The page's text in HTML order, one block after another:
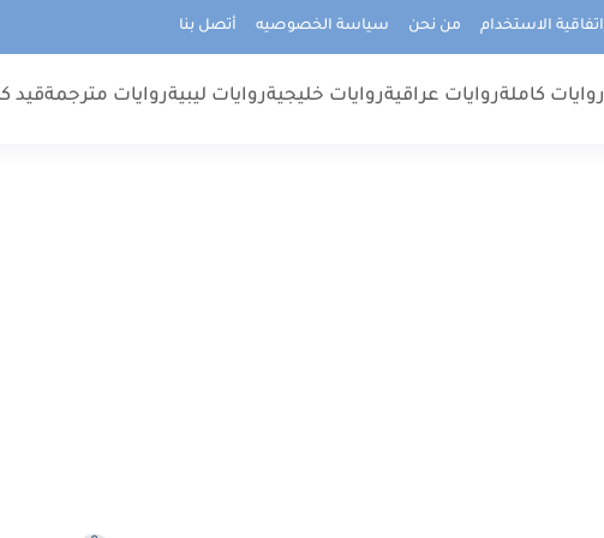
اتفاقية الاستخدام من نحن سياسة الخصوصيه أتصل بنا
روايات كاملةروايات عراقيةروايات خليجيةروايات ليبيةروايات مترجمةقيد